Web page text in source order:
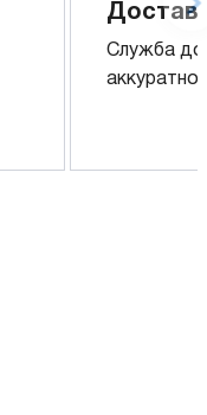
Служба
аккуратно